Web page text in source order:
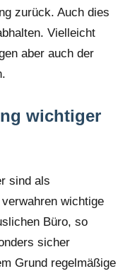
zurück. Auch dies
Vielleicht
aber auch der
wichtiger
sind als
wichtige
Büro, so
sicher
Grund regelmäßige